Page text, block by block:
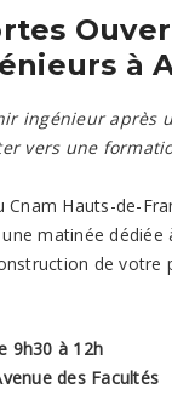
à
ingénieur après
vers une
Cnam Hauts-de-
matinée dédiée
de votre
9h30 à 12h
des Facultés